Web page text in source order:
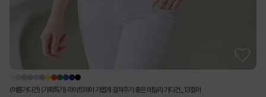
(여름가디건) (기획특가) 라이트데이 가볍게 걸쳐주기 좋은 데일리 가디건_13컬러